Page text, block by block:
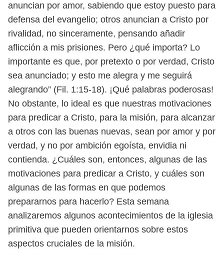
anuncian por amor, sabiendo que estoy puesto para
defensa del evangelio; otros anuncian a Cristo por
rivalidad, no sinceramente, pensando añadir
aflicción a mis prisiones. Pero ¿qué importa? Lo
importante es que, por pretexto o por verdad, Cristo
sea anunciado; y esto me alegra y me seguirá
alegrando” (Fil. 1:15-18). ¡Qué palabras poderosas!
No obstante, lo ideal es que nuestras motivaciones
para predicar a Cristo, para la misión, para alcanzar
a otros con las buenas nuevas, sean por amor y por
verdad, y no por ambición egoísta, envidia ni
contienda. ¿Cuáles son, entonces, algunas de las
motivaciones para predicar a Cristo, y cuáles son
algunas de las formas en que podemos
prepararnos para hacerlo? Esta semana
analizaremos algunos acontecimientos de la iglesia
primitiva que pueden orientarnos sobre estos
aspectos cruciales de la misión.